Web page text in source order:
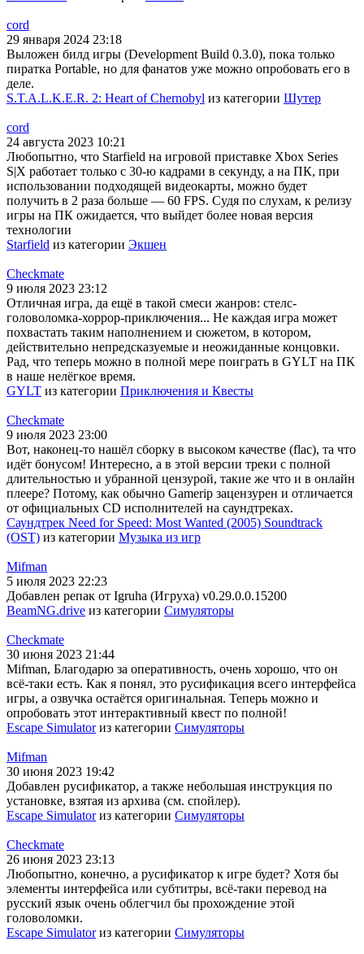
cord
29 января 2024 23:18
Выложен билд игры (Development Build 0.3.0), пока только
пиратка Portable, но для фанатов уже можно опробовать его в
деле.
S.T.A.L.K.E.R. 2: Heart of Chernobyl из категории Шутер
cord
24 августа 2023 10:21
Любопытно, что Starfield на игровой приставке Xbox Series
S|X работает только с 30-ю кадрами в секунду, а на ПК, при
использовании подходящей видеокарты, можно будет
получить в 2 раза больше — 60 FPS. Судя по слухам, к релизу
игры на ПК ожидается, что выйдет более новая версия
технологии
Starfield из категории Экшен
Checkmate
9 июля 2023 23:12
Отличная игра, да ещё в такой смеси жанров: стелс-
головоломка-хоррор-приключения... Не каждая игра может
похвастать таким наполнением и сюжетом, в котором,
действительно непредсказуемые и неожиданные концовки.
Рад, что теперь можно в полной мере поиграть в GYLT на ПК
в наше нелёгкое время.
GYLT из категории Приключения и Квесты
Checkmate
9 июля 2023 23:00
Вот, наконец-то нашёл сборку в высоком качестве (flac), та что
идёт бонусом! Интересно, а в этой версии треки с полной
длительностью и убранной цензурой, такие же что и в онлайн
плеере? Потому, как обычно Gamerip зацензурен и отличается
от официальных CD исполнителей на саундтреках.
Саундтрек Need for Speed: Most Wanted (2005) Soundtrack
(OST) из категории Музыка из игр
Mifman
5 июля 2023 22:23
Добавлен репак от Igruha (Игруха) v0.29.0.0.15200
BeamNG.drive из категории Симуляторы
Checkmate
30 июня 2023 21:44
Mifman, Благодарю за оперативность, очень хорошо, что он
всё-таки есть. Как я понял, это русификация всего интерфейса
игры, а озвучка остаётся оригинальная. Теперь можно и
опробовать этот интерактивный квест по полной!
Escape Simulatorиз категории Симуляторы
Mifman
30 июня 2023 19:42
Добавлен русификатор, а также небольшая инструкция по
установке, взятая из архива (см. спойлер).
Escape Simulatorиз категории Симуляторы
Checkmate
26 июня 2023 23:13
Любопытно, конечно, а русификатор к игре будет? Хотя бы
элементы интерфейса или субтитры, всё-таки перевод на
русский язык очень облегчил бы прохождение этой
головоломки.
Escape Simulatorиз категории Симуляторы